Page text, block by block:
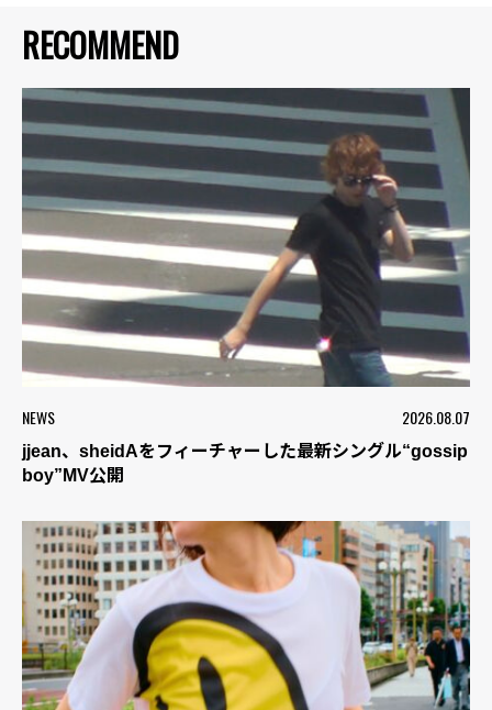
RECOMMEND
NEWS 2026.08.07
jjean、sheidAをフィーチャーした最新シングル“gossip
boy”MV公開